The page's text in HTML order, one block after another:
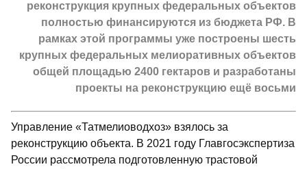
реконструкция крупных федеральных объектов
полностью финансируются из бюджета РФ. В
рамках этой программы уже построены шесть
крупных федеральных мелио­ративных объектов
общей площадью 2400 гектаров и разработаны
проекты на реконструкцию ещё восьми
Управление «Татмелиоводхоз» взялось за
реконструкцию объекта. В 2021 году Глав­госэкспертиза
России рассмотрела подготовленную трастовой